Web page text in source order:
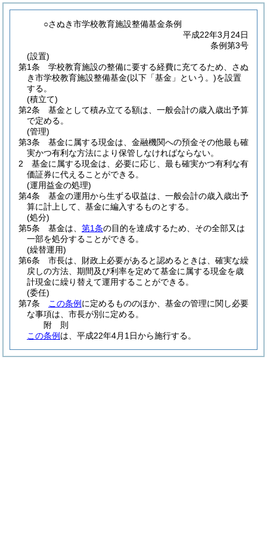
○さぬき市学校教育施設整備基金条例
平成22年3月24日
条例第3号
(設置)
第1条
学校教育施設の整備に要する経費に充てるため、さぬ
き市学校教育施設整備基金(以下「基金」という。)を設置
する。
(積立て)
第2条
基金として積み立てる額は、一般会計の歳入歳出予算
で定める。
(管理)
第3条
基金に属する現金は、金融機関への預金その他最も確
実かつ有利な方法により保管しなければならない。
2
基金に属する現金は、必要に応じ、最も確実かつ有利な有
価証券に代えることができる。
(運用益金の処理)
第4条
基金の運用から生ずる収益は、一般会計の歳入歳出予
算に計上して、基金に編入するものとする。
(処分)
第5条
基金は、 第1条の目的を達成するため、その全部又は
一部を処分することができる。
(繰替運用)
第6条
市長は、財政上必要があると認めるときは、確実な繰
戻しの方法、期間及び利率を定めて基金に属する現金を歳
計現金に繰り替えて運用することができる。
(委任)
第7条
この条例 に定めるもののほか、基金の管理に関し必要
な事項は、市長が別に定める。
附 則
この条例 は、平成22年4月1日から施行する。